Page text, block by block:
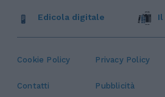
Cookie Policy Privacy Policy
Contatti Pubblicità
Edicola digitale Il